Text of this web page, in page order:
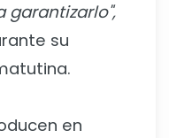
garantizarlo",
su
en